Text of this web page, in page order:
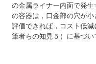
の金属ライナー内面で発
の容器は，口金部の穴が
評価できれば，コスト低
筆者らの知見５）に基づ